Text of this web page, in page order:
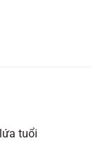
tuổi